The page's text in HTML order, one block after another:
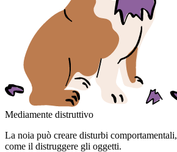
Mediamente distruttivo
La noia può creare disturbi comportamentali,
come il distruggere gli oggetti.